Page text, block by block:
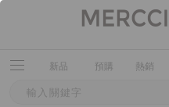
新品 預購 熱銷